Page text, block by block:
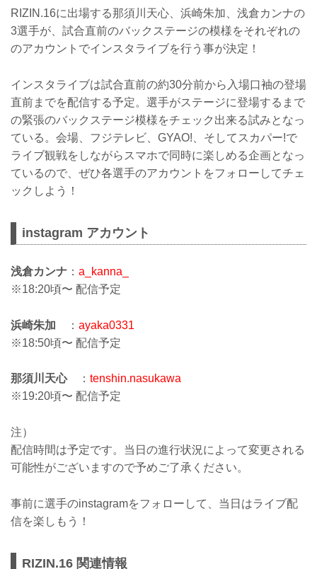
RIZIN.16に出場する那須川天心、浜崎朱加、浅倉カンナの
3選手が、試合直前のバックステージの模様をそれぞれの
のアカウントでインスタライブを行う事が決定！
インスタライブは試合直前の約30分前から入場口袖の登場
直前までを配信する予定。選手がステージに登場するまで
の緊張のバックステージ模様をチェック出来る試みとなっ
ている。会場、フジテレビ、GYAO!、そしてスカパー!で
ライブ観戦をしながらスマホで同時に楽しめる企画となっ
ているので、ぜひ各選手のアカウントをフォローしてチェ
ックしよう！
instagram アカウント
浅倉カンナ ： a_kanna_
※18:20頃〜 配信予定
浜崎朱加 ： ayaka0331
※18:50頃〜 配信予定
那須川天心： tenshin.nasukawa
※19:20頃〜 配信予定
注）
配信時間は予定です。当日の進行状況によって変更される
可能性がございますので予めご了承ください。
事前に選手のinstagramをフォローして、当日はライブ配
信を楽しもう！
RIZIN.16 関連情報